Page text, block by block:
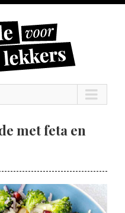
met feta en